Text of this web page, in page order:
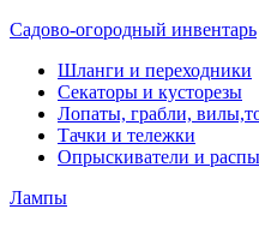
Садово-огородный инвентарь
Шланги и переходники
Секаторы и кусторезы
Лопаты, грабли,
Тачки и тележки
Опрыскиватели и
Лампы